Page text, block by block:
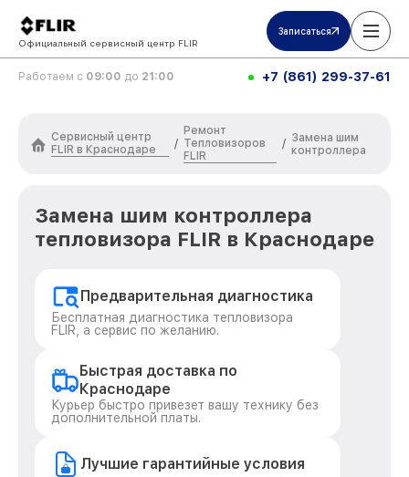
Официальный сервисный центр FLIR
Записаться
Работаем с 09:00 до 21:00 +7 (861) 299-37-61
Сервисный центр
FLIR в Краснодаре
/
Ремонт
Тепловизоров
FLIR
/ Замена шим
контроллера
Замена шим контроллера
тепловизора FLIR в Краснодаре
Предварительная диагностика
Бесплатная диагностика тепловизора
FLIR, а сервис по желанию.
Быстрая доставка по
Краснодаре
Курьер быстро привезет вашу технику без
дополнительной платы.
Лучшие гарантийные условия